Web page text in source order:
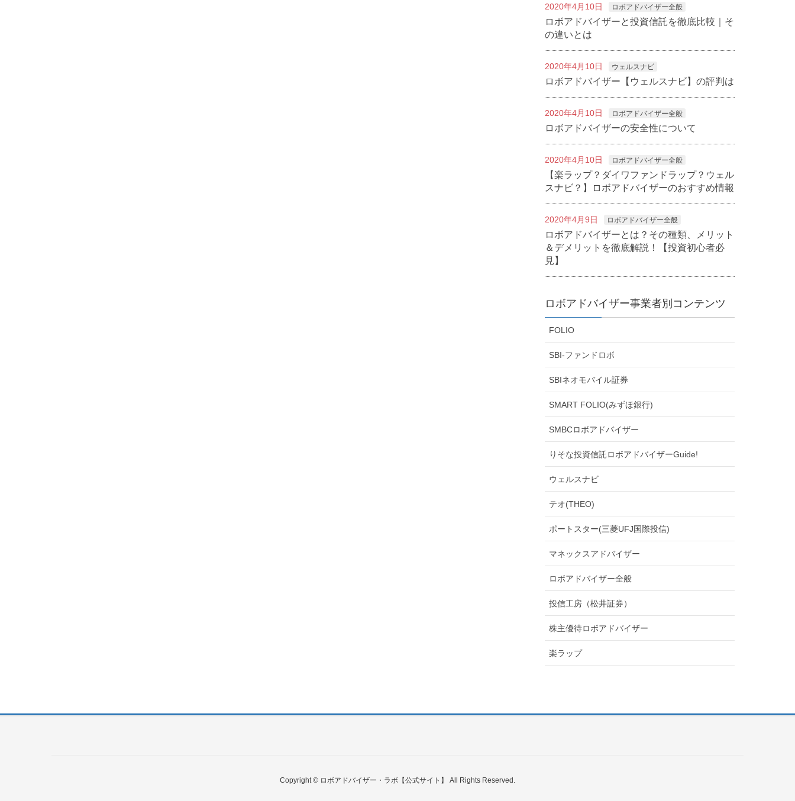
2020年4月10日 ロボアドバイザー全般
ロボアドバイザーと投資信託を徹底比較｜そ
の違いとは
2020年4月10日 ウェルスナビ
ロボアドバイザー【ウェルスナビ】の評判は
2020年4月10日 ロボアドバイザー全般
ロボアドバイザーの安全性について
2020年4月10日 ロボアドバイザー全般
【楽ラップ？ダイワファンドラップ？ウェル
スナビ？】ロボアドバイザーのおすすめ情報
2020年4月9日 ロボアドバイザー全般
ロボアドバイザーとは？その種類、メリット
＆デメリットを徹底解説！【投資初心者必
見】
ロボアドバイザー事業者別コンテンツ
FOLIO
SBI-ファンドロボ
SBIネオモバイル証券
SMART FOLIO(みずほ銀行)
SMBCロボアドバイザー
りそな投資信託ロボアドバイザーGuide!
ウェルスナビ
テオ(THEO)
ポートスター(三菱UFJ国際投信)
マネックスアドバイザー
ロボアドバイザー全般
投信工房（松井証券）
株主優待ロボアドバイザー
楽ラップ
Copyright © ロボアドバイザー・ラボ【公式サイト】 All Rights Reserved.